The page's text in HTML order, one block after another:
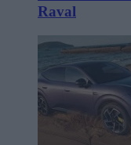
Raval